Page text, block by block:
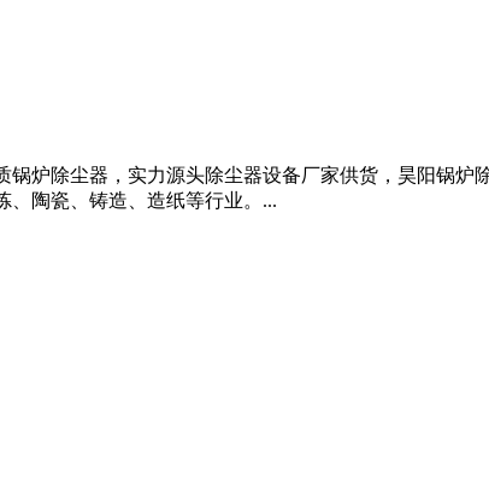
炉除尘器，实力源头除尘器设备厂家供货，昊阳锅
、陶瓷、铸造、造纸等行业。...